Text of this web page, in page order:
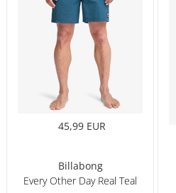
45,99 EUR
Billabong
Every Other Day Real Teal